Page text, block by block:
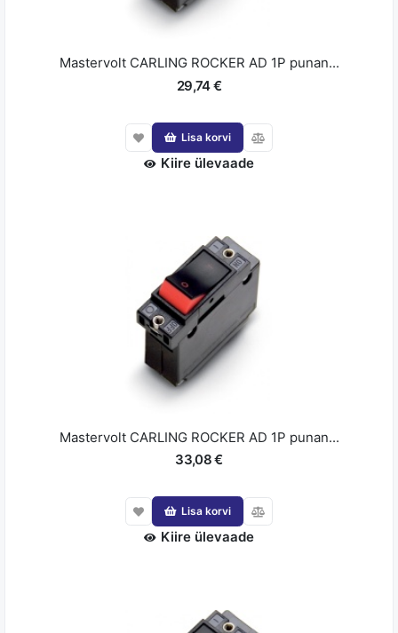
Mastervolt CARLING ROCKER AD 1P punan...
29,74 €
Lisa korvi
Kiire ülevaade
Mastervolt CARLING ROCKER AD 1P punan...
33,08 €
Lisa korvi
Kiire ülevaade